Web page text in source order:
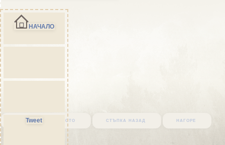
върни се в началото стъпка назад нагоре
НАЧАЛО
Tweet